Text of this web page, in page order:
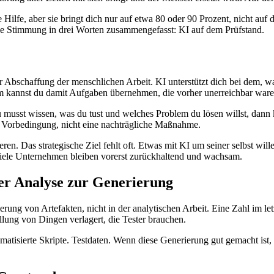
aber sie bringt dich nur auf etwa 80 oder 90 Prozent, nicht auf
in drei Worten zusammengefasst: KI auf dem Prüfstand.
der menschlichen Arbeit. KI unterstützt dich bei dem,
du damit Aufgaben übernehmen, die vorher unerreichbar
wissen, was du tust und welches Problem du lösen willst,
nicht eine nachträgliche Maßnahme.
Das strategische Ziel fehlt oft. Etwas mit KI um seiner selbst
Unternehmen bleiben vorerst zurückhaltend und wachsam.
Analyse zur Generierung
von Artefakten, nicht in der analytischen Arbeit. Eine Zahl im
von Dingen verlagert, die Tester brauchen.
Skripte. Testdaten. Wenn diese Generierung gut gemacht